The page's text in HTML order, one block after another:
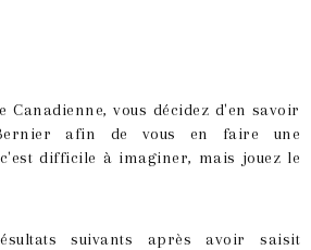
Canadienne, vous décidez d'en savoir
afin de vous en faire une
difficile à imaginer, mais jouez le
suivants après avoir saisit